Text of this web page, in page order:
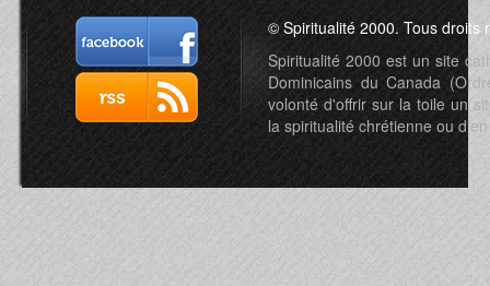
© Spiritualité 2000. Tous droits
Spiritualité 2000 est un site
Dominicains du Canada
volonté d'offrir sur la toile un
la spiritualité chrétienne ou